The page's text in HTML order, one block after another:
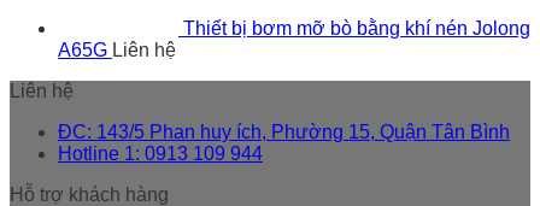
Thiết bị bơm mỡ bò bằng khí nén Jolong
A65G Liên hệ
Liên hệ
ĐC: 143/5 Phan huy ích, Phường 15, Quận Tân Bình
Hotline 1: 0913 109 944
Hỗ trợ khách hàng